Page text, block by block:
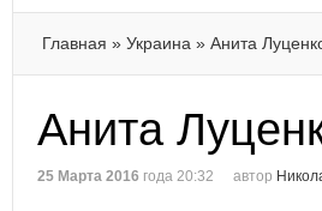
Главная » Украина » Анита
Анита
25 Марта 2016 года 20:32 автор